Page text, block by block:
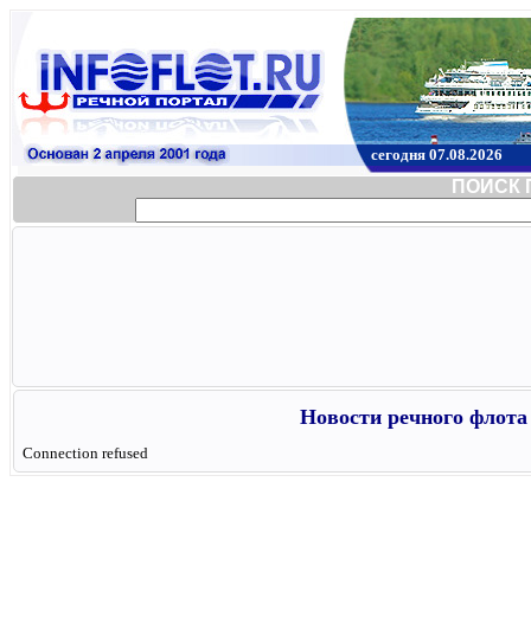
сегодня 07.08.2026
ПОИСК
Новости речного
Connection refused